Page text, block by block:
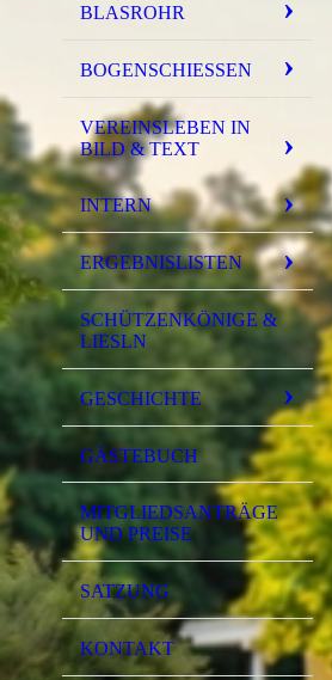
BLASROHR
BOGENSCHIESSEN
VEREINSLEBEN IN
BILD & TEXT
INTERN
ERGEBNISLISTEN
SCHÜTZENKÖNIGE &
LIESLN
GESCHICHTE
GÄSTEBUCH
MITGLIEDSANTRÄGE
UND PREISE
SATZUNG
KONTAKT